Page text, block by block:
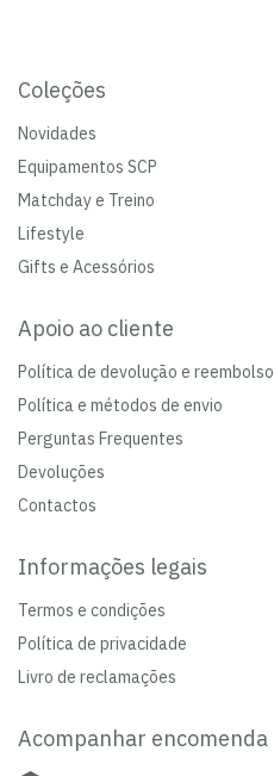
Coleções
Novidades
Equipamentos SCP
Matchday e Treino
Lifestyle
Gifts e Acessórios
Apoio ao cliente
Política de devolução e reembolso
Política e métodos de envio
Perguntas Frequentes
Devoluções
Contactos
Informações legais
Termos e condições
Política de privacidade
Livro de reclamações
Acompanhar encomenda